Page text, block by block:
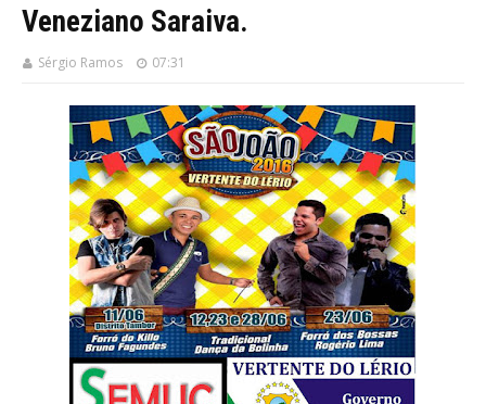
Veneziano Saraiva.
Sérgio Ramos 07:31